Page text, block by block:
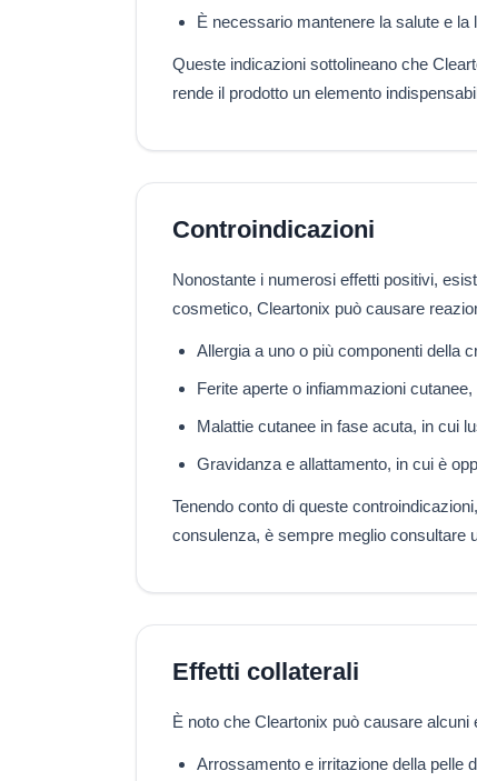
È necessario mantenere la salute e la
Queste indicazioni sottolineano che
rende il prodotto un elemento
Controindicazioni
Nonostante i numerosi effetti positivi,
cosmetico, Cleartonix può causare
Allergia a uno o più componenti della
Ferite aperte o infiammazioni
Malattie cutanee in fase acuta, in cui
Gravidanza e allattamento, in cui è
Tenendo conto di queste
consulenza, è sempre meglio consultare
Effetti collaterali
È noto che Cleartonix può causare
Arrossamento e irritazione della pelle